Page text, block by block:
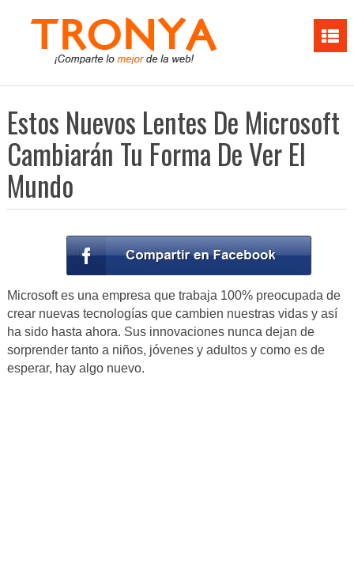
Estos Nuevos Lentes De Microsoft
Cambiarán Tu Forma De Ver El
Mundo
Microsoft es una empresa que trabaja 100% preocupada de
crear nuevas tecnologías que cambien nuestras vidas y así
ha sido hasta ahora. Sus innovaciones nunca dejan de
sorprender tanto a niños, jóvenes y adultos y como es de
esperar, hay algo nuevo.